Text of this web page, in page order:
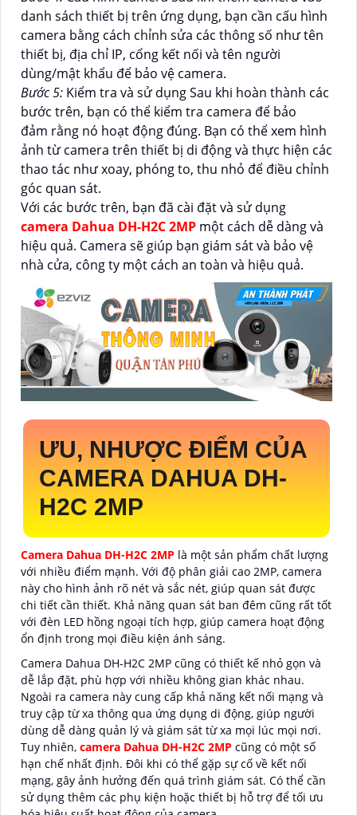
danh sách thiết bị trên ứng dụng, bạn cần cấu hình
camera bằng cách chỉnh sửa các thông số như tên
thiết bị, địa chỉ IP, cổng kết nối và tên người
dùng/mật khẩu để bảo vệ camera.
Bước 5: Kiểm tra và sử dụng Sau khi hoàn thành các
bước trên, bạn có thể kiểm tra camera để bảo
đảm rằng nó hoạt động đúng. Bạn có thể xem hình
ảnh từ camera trên thiết bị di động và thực hiện các
thao tác như xoay, phóng to, thu nhỏ để điều chỉnh
góc quan sát.
Với các bước trên, bạn đã cài đặt và sử dụng
camera Dahua DH-H2C 2MP một cách dễ dàng và
hiệu quả. Camera sẽ giúp bạn giám sát và bảo vệ
nhà cửa, công ty một cách an toàn và hiệu quả.
ƯU, NHƯỢC ĐIỂM CỦA
CAMERA DAHUA DH-
H2C 2MP
Camera Dahua DH-H2C 2MP là một sản phẩm chất lượng
với nhiều điểm mạnh. Với độ phân giải cao 2MP, camera
này cho hình ảnh rõ nét và sắc nét, giúp quan sát được
chi tiết cần thiết. Khả năng quan sát ban đêm cũng rất tốt
với đèn LED hồng ngoại tích hợp, giúp camera hoạt động
ổn định trong mọi điều kiện ánh sáng.
Camera Dahua DH-H2C 2MP cũng có thiết kế nhỏ gọn và
dễ lắp đặt, phù hợp với nhiều không gian khác nhau.
Ngoài ra camera này cung cấp khả năng kết nối mạng và
truy cập từ xa thông qua ứng dụng di động, giúp người
dùng dễ dàng quản lý và giám sát từ xa mọi lúc mọi nơi.
Tuy nhiên, camera Dahua DH-H2C 2MP cũng có một số
hạn chế nhất định. Đôi khi có thể gặp sự cố về kết nối
mạng, gây ảnh hưởng đến quá trình giám sát. Có thể cần
sử dụng thêm các phụ kiện hoặc thiết bị hỗ trợ để tối ưu